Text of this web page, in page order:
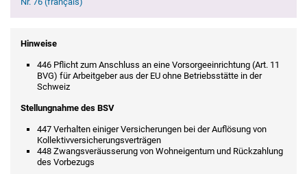
Hinweise
446 Pflicht zum Anschluss an eine Vorsorgeeinrichtung (Art. 11
BVG) für Arbeitgeber aus der EU ohne Betriebsstätte in der
Schweiz
Stellungnahme des BSV
447 Verhalten einiger Versicherungen bei der Auflösung von
Kollektivversicherungsverträgen
448 Zwangsveräusserung von Wohneigentum und Rückzahlung
des Vorbezugs